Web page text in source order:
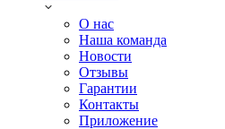
О нас
Наша команда
Новости
Отзывы
Гарантии
Контакты
Приложение